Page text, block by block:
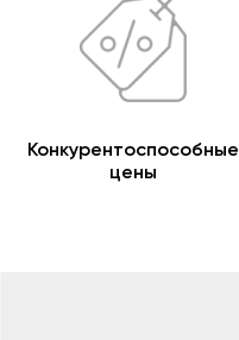
Конкурентоспособные
цены